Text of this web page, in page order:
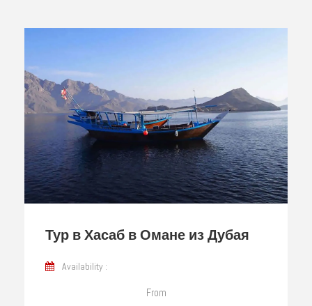
Тур в Хасаб в Омане из Дубая
Availability :
From